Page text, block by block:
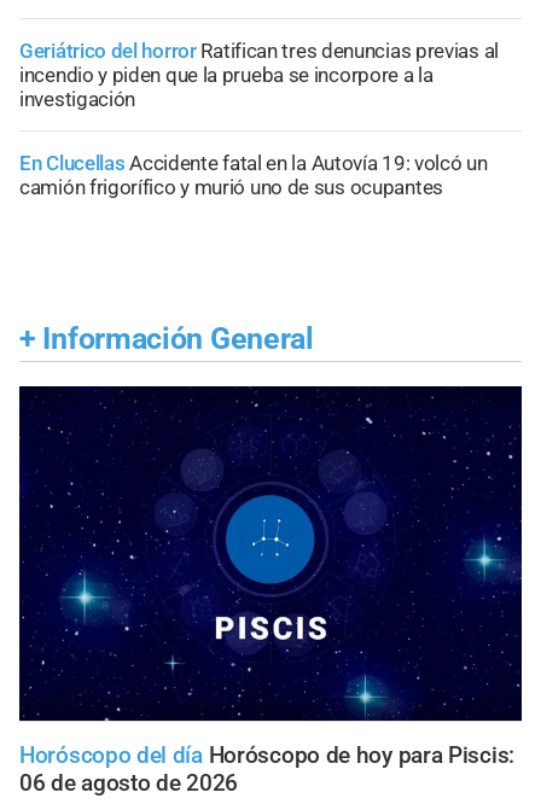
Geriátrico del horror Ratifican tres denuncias previas al
incendio y piden que la prueba se incorpore a la
investigación
En Clucellas Accidente fatal en la Autovía 19: volcó un
camión frigorífico y murió uno de sus ocupantes
+ Información General
Horóscopo del día Horóscopo de hoy para Piscis:
06 de agosto de 2026